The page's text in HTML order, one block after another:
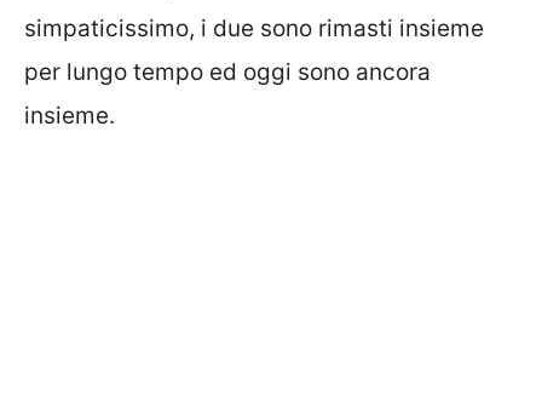
simpaticissimo, i due sono rimasti insieme
per lungo tempo ed oggi sono ancora
insieme.